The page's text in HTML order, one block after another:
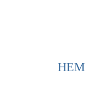
HEM